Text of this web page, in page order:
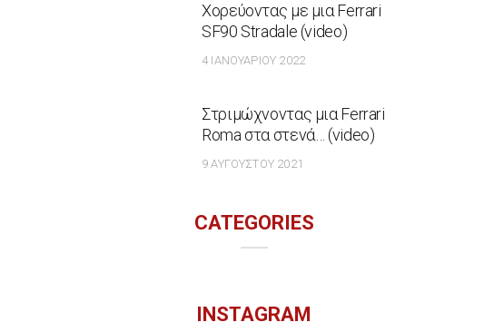
Χορεύοντας με μια Ferrari
SF90 Stradale (video)
4 ΙΑΝΟΥΑΡΊΟΥ 2022
Στριμώχνοντας μια Ferrari
Roma στα στενά… (video)
9 ΑΥΓΟΎΣΤΟΥ 2021
CATEGORIES
INSTAGRAM